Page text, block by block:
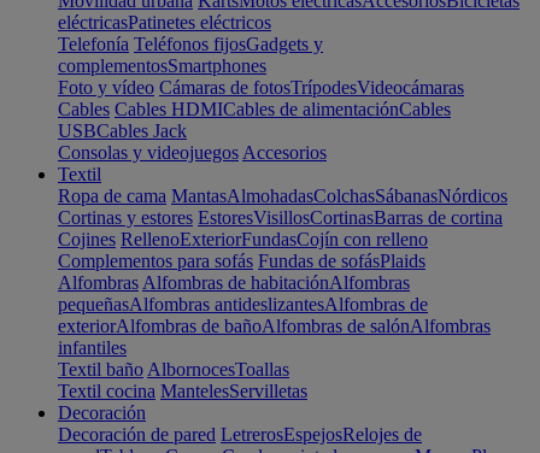
eléctricasPatinetes eléctricos
Telefonía Teléfonos fijosGadgets y
complementosSmartphones
Foto y vídeo Cámaras de fotosTrípodesVideocámaras
Cables Cables HDMICables de alimentaciónCables
USBCables Jack
Consolas y videojuegos Accesorios
Textil
Ropa de cama MantasAlmohadasColchasSábanasNórdicos
Cortinas y estores EstoresVisillosCortinasBarras de cortina
Cojines RellenoExteriorFundasCojín con relleno
Complementos para sofás Fundas de sofásPlaids
Alfombras Alfombras de habitaciónAlfombras
pequeñasAlfombras antideslizantesAlfombras de
exteriorAlfombras de bañoAlfombras de salónAlfombras
infantiles
Textil baño AlbornocesToallas
Textil cocina MantelesServilletas
Decoración
Decoración de pared LetrerosEspejosRelojes de